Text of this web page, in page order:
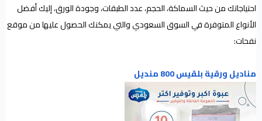
احتياجاتك من حيث السماكة، الحجم، عدد الطبقات، وجودة الورق، إليك أفضل
الأنواع المتوفرة في السوق السعودي والتي يمكنك الحصول عليها من موقع
نفحات:
مناديل ورقية بلقيس 800 منديل